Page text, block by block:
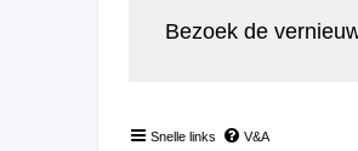
Bezoek de
Snelle links V&A